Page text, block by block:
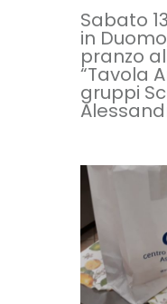
Sabato
in
pranzo
“Tavola
gruppi